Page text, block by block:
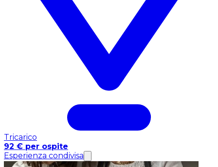
Tricarico
92 € per ospite
Esperienza condivisa